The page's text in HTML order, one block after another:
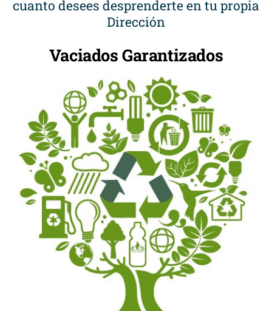
cuanto desees desprenderte en tu propia
Dirección
Vaciados Garantizados